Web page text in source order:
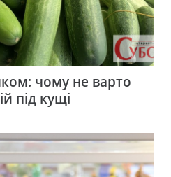
чому не варто
під кущі